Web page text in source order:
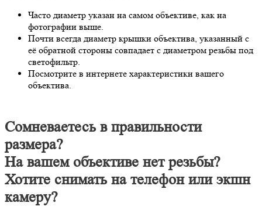
Часто диаметр указан на самом объективе, как на
фотографии выше.
Почти всегда диаметр крышки объектива, указанный с
её обратной стороны совпадает с диаметром резьбы под
светофильтр.
Посмотрите в интернете характеристики вашего
объектива.
Сомневаетесь в правильности
размера?
На вашем объективе нет резьбы?
Хотите снимать на телефон или экшн
камеру?